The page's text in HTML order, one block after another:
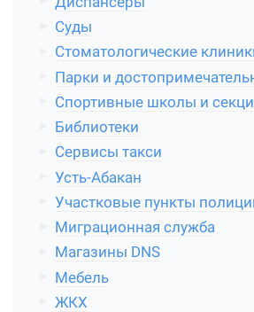
Суды
Стоматологические
Парки и
Спортивные школы и
Библиотеки
Сервисы такси
Усть-Абакан
Участковые пункты
Миграционная служба
Магазины DNS
Мебель
ЖКХ